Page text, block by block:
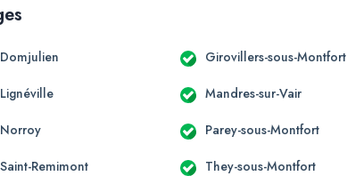
Domjulien Girovillers-sous-Montfort
Lignéville Mandres-sur-Vair
Norroy Parey-sous-Montfort
Saint-Remimont They-sous-Montfort